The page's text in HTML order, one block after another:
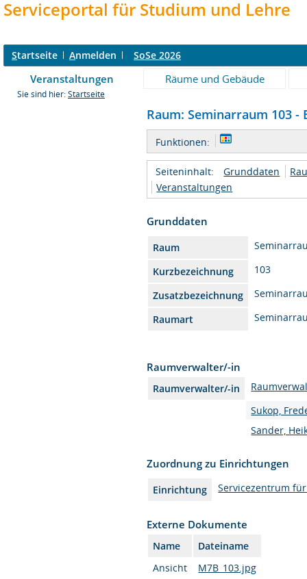
Serviceportal für Studium und Lehre
Startseite Anmelden SoSe 2026
Veranstaltungen Räume und Gebäude
Sie sind hier: Startseite
Raum: Seminarraum 103 -
Funktionen:
Seiteninhalt: Grunddaten
Veranstaltungen
Grunddaten
Raum
Kurzbezeichnung
103
Zusatzbezeichnung
Raumart
Raumverwalter/-in
Raumverwalter/-in
Sukop,
Sander,
Zuordnung zu Einrichtungen
Einrichtung Servicezentrum
Externe Dokumente
Name
Dateiname
Ansicht
M7B_103.jpg